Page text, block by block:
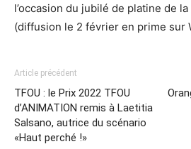
l’occasion du jubilé de platine de
(diffusion le 2 février en prime sur
Article précédent
TFOU : le Prix 2022 TFOU
d’ANIMATION remis à Laetitia
Salsano, autrice du scénario
«Haut perché !»